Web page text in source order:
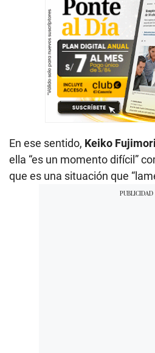
En ese sentido, Keiko Fujimori
ella “es un momento difícil”
que es una situación que